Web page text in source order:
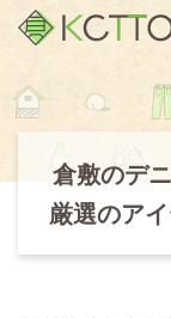
倉敷のデ
厳選のア